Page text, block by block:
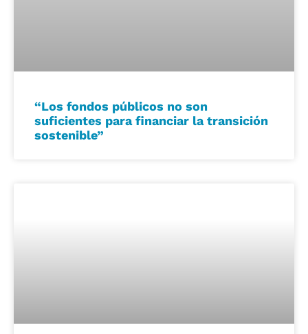
“Los fondos públicos no son
suficientes para financiar la transición
sostenible”